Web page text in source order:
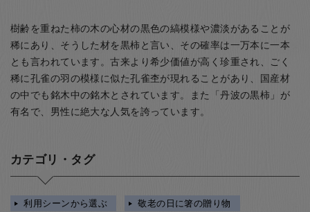
樹齢を重ねた柿の木の心材の黒色の縞模様や濃淡があることが
稀にあり、そうした材を黒柿と言い、その確率は一万本に一本
とも言われています。古来より希少価値が高く珍重され、ごく
稀に孔雀の羽の模様に似た孔雀杢が現れることがあり、国産材
の中でも銘木中の銘木とされています。また「丹波の黒柿」が
有名で、男性に絶大な人気を誇っています。
カテゴリ・タグ
利用シーンから選ぶ
敬老の日に箸の贈り物